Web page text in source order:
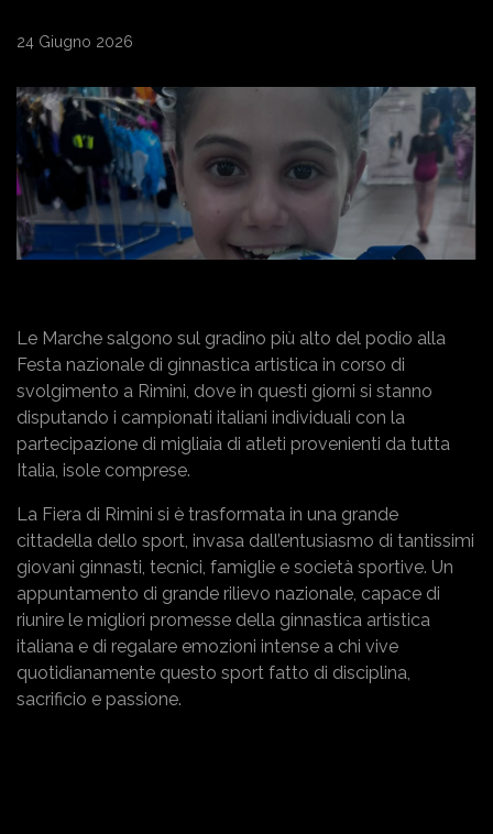
24 Giugno 2026
Le Marche salgono sul gradino più alto del podio alla
Festa nazionale di ginnastica artistica in corso di
svolgimento a Rimini, dove in questi giorni si stanno
disputando i campionati italiani individuali con la
partecipazione di migliaia di atleti provenienti da tutta
Italia, isole comprese.
La Fiera di Rimini si è trasformata in una grande
cittadella dello sport, invasa dall’entusiasmo di tantissimi
giovani ginnasti, tecnici, famiglie e società sportive. Un
appuntamento di grande rilievo nazionale, capace di
riunire le migliori promesse della ginnastica artistica
italiana e di regalare emozioni intense a chi vive
quotidianamente questo sport fatto di disciplina,
sacrificio e passione.